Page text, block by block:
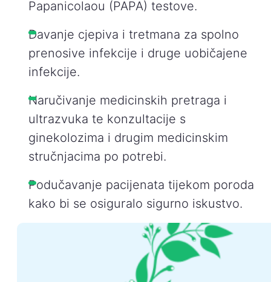
Papanicolaou (PAPA) testove.
Davanje cjepiva i tretmana za spolno
prenosive infekcije i druge uobičajene
infekcije.
Naručivanje medicinskih pretraga i
ultrazvuka te konzultacije s
ginekolozima i drugim medicinskim
stručnjacima po potrebi.
Podučavanje pacijenata tijekom poroda
kako bi se osiguralo sigurno iskustvo.